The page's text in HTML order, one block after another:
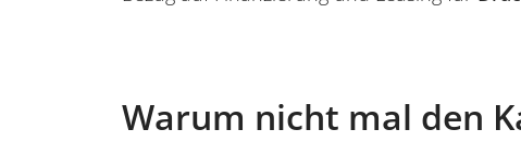
Warum nicht mal den